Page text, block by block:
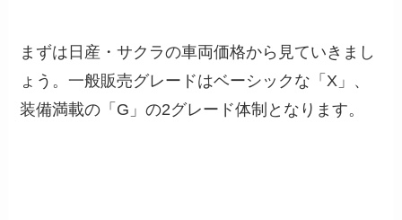
まずは日産・サクラの車両価格から見ていきまし
ょう。一般販売グレードはベーシックな「X」、
装備満載の「G」の2グレード体制となります。